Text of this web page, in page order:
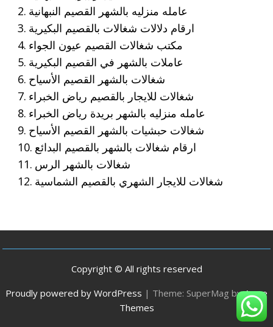
عامله منزليه بالشهر القصيم النبهانية
ارقام دلالات شغالات بالقصيم البكيرية
مكتب شغالات القصيم عيون الجواء
عاملات بالشهر في القصيم البكيرية
شغالات بالشهر القصيم الأسياح
شغالات للايجار بالقصيم رياض الخبراء
عامله منزليه بالشهر بريدة رياض الخبراء
شغالات حبشيات بالشهر القصيم الأسياح
ارقام شغالات بالشهر بالقصيم البدائع
شغالات بالشهر الرس
شغالات للايجار الشهري بالقصيم الشماسية
Copyright © All rights reserved
Proudly powered by WordPress | Theme: SuperMag byAcme
Themes